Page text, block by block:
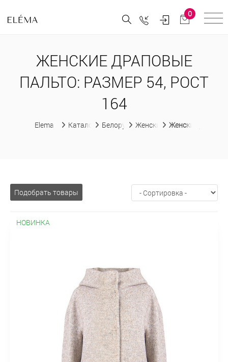
0
ЖЕНСКИЕ ДРАПОВЫЕ
ПАЛЬТО: РАЗМЕР 54, РОСТ
164
Elema Каталог Белорусская женская одежда
Женские пальто
Женские
Подобрать товары
НОВИНКА